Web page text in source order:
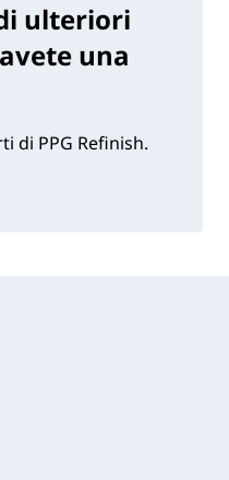
ulteriori
una
di PPG Refinish.